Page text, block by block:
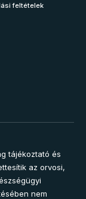
feltételek
tájékoztató és
az orvosi,
nem